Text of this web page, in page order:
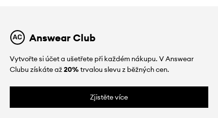
Answear Club
Vytvořte si účet a ušetřete při každém nákupu. V Answear
Clubu získáte až20%trvalou slevu z běžných cen.
Zjistěte více